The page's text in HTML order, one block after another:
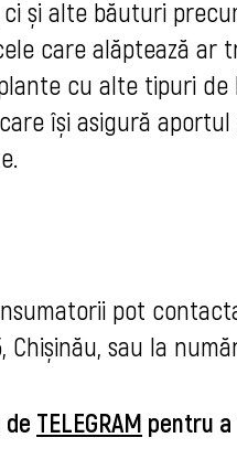
și alte băuturi
care alăptează ar
cu alte tipuri
își asigură
pot
Chișinău, sau la
TELEGRAM pentru